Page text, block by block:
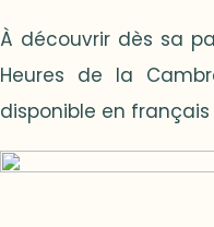
À découvrir dès sa
Heures de la
disponible en